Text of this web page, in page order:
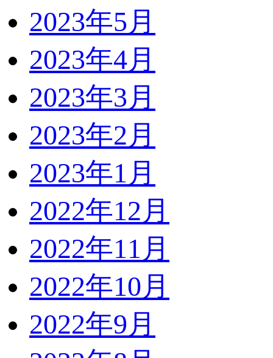
2023年5月
2023年4月
2023年3月
2023年2月
2023年1月
2022年12月
2022年11月
2022年10月
2022年9月